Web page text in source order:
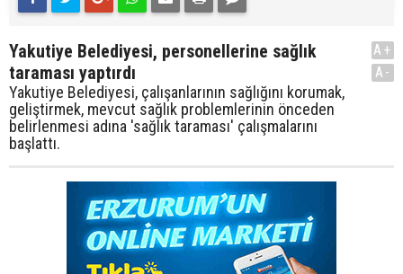
Yakutiye Belediyesi, personellerine sağlık
taraması yaptırdı
Yakutiye Belediyesi, çalışanlarının sağlığını korumak,
geliştirmek, mevcut sağlık problemlerinin önceden
belirlenmesi adına 'sağlık taraması' çalışmalarını
başlattı.
A+
A-